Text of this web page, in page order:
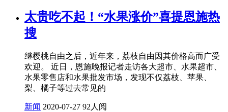
太贵吃不起！“水果涨价”喜提恩施热
搜
继樱桃自由之后，近年来，荔枝自由因其价格高而广受
欢迎。 近日，恩施晚报记者走访各大超市、水果超市、
水果零售店和水果批发市场，发现不仅荔枝、苹果、
梨、橘子等过去常见的
新闻 2020-07-27 92人阅